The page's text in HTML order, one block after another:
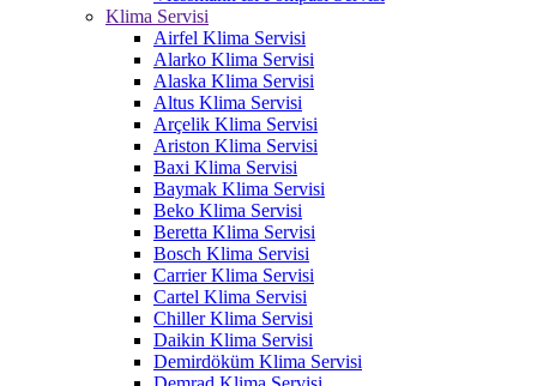
Klima Servisi
Airfel Klima Servisi
Alarko Klima Servisi
Alaska Klima Servisi
Altus Klima Servisi
Arçelik Klima Servisi
Ariston Klima Servisi
Baxi Klima Servisi
Baymak Klima Servisi
Beko Klima Servisi
Beretta Klima Servisi
Bosch Klima Servisi
Carrier Klima Servisi
Cartel Klima Servisi
Chiller Klima Servisi
Daikin Klima Servisi
Demirdöküm Klima Servisi